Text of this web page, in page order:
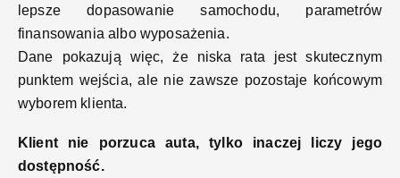
lepsze dopasowanie samochodu, parametrów
finansowania albo wyposażenia.
Dane pokazują więc, że niska rata jest skutecznym
punktem wejścia, ale nie zawsze pozostaje końcowym
wyborem klienta.
Klient nie porzuca auta, tylko inaczej liczy jego
dostępność.